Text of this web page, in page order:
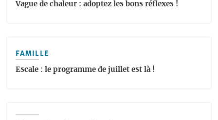
Vague de chaleur : adoptez les bons réflexes !
FAMILLE
Escale : le programme de juillet est là !